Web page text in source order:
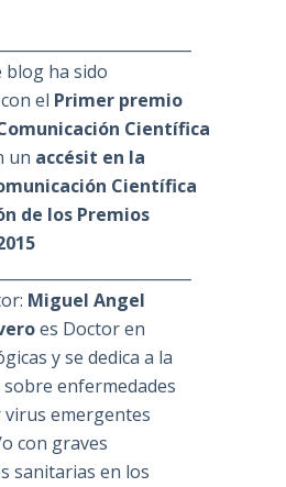
blog ha sido
el Primer premio
Científica
un accésit en la
Científica
de los Premios
Miguel Angel
es Doctor en
y se dedica a la
enfermedades
virus emergentes
con graves
sanitarias en los